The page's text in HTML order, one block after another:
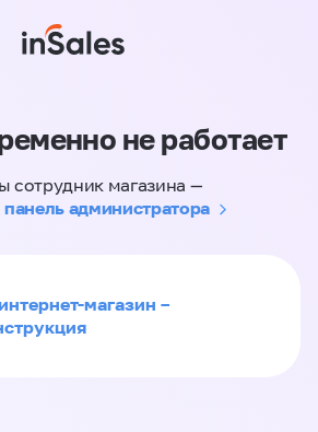
не работает
сотрудник магазина —
панель администратора
магазин –